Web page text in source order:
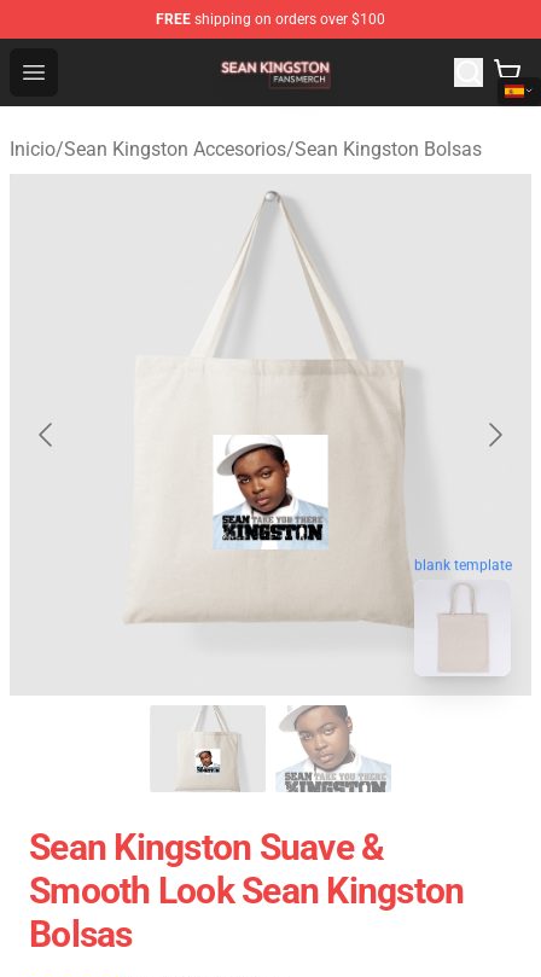
FREE shipping on orders over $100
Open menu
Sean Kingston Shop - Official Sean Kingston
Inicio/Sean Kingston Accesorios/Sean Kingston Bolsas
blank template
Sean Kingston Suave &
Smooth Look Sean Kingston
Bolsas